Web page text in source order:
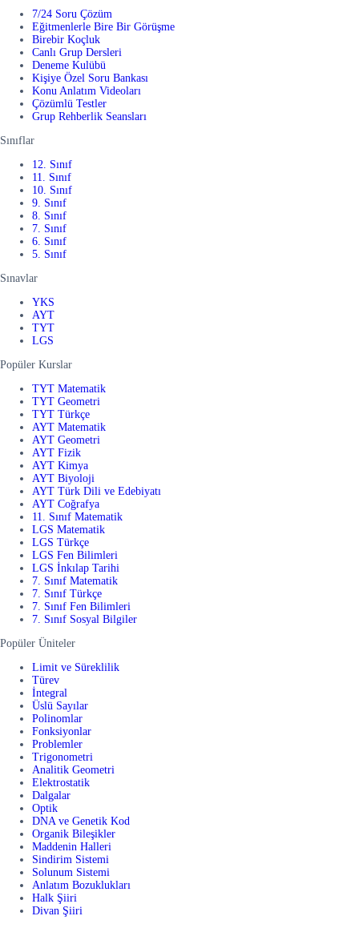
7/24 Soru Çözüm
Eğitmenlerle Bire Bir Görüşme
Birebir Koçluk
Canlı Grup Dersleri
Deneme Kulübü
Kişiye Özel Soru Bankası
Konu Anlatım Videoları
Çözümlü Testler
Grup Rehberlik Seansları
Sınıflar
12. Sınıf
11. Sınıf
10. Sınıf
9. Sınıf
8. Sınıf
7. Sınıf
6. Sınıf
5. Sınıf
Sınavlar
YKS
AYT
TYT
LGS
Popüler Kurslar
TYT Matematik
TYT Geometri
TYT Türkçe
AYT Matematik
AYT Geometri
AYT Fizik
AYT Kimya
AYT Biyoloji
AYT Türk Dili ve Edebiyatı
AYT Coğrafya
11. Sınıf Matematik
LGS Matematik
LGS Türkçe
LGS Fen Bilimleri
LGS İnkılap Tarihi
7. Sınıf Matematik
7. Sınıf Türkçe
7. Sınıf Fen Bilimleri
7. Sınıf Sosyal Bilgiler
Popüler Üniteler
Limit ve Süreklilik
Türev
İntegral
Üslü Sayılar
Polinomlar
Fonksiyonlar
Problemler
Trigonometri
Analitik Geometri
Elektrostatik
Dalgalar
Optik
DNA ve Genetik Kod
Organik Bileşikler
Maddenin Halleri
Sindirim Sistemi
Solunum Sistemi
Anlatım Bozuklukları
Halk Şiiri
Divan Şiiri